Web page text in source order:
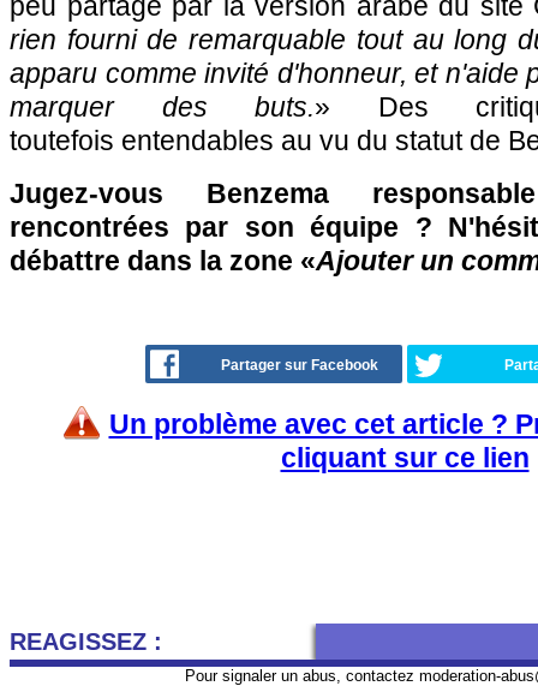
rien fourni de remarquable tout au long
apparu comme invité d'honneur, et n'aide
marquer des buts.» Des
toutefois entendables au vu du statut de
Jugez-vous Benzema
rencontrées par son équipe ?
débattre dans la zone «Ajouter un
Partager sur Facebook
Un problème avec cet article ?
cliquant sur ce lien
REAGISSEZ :
Pour signaler un abus, contactez moderation-